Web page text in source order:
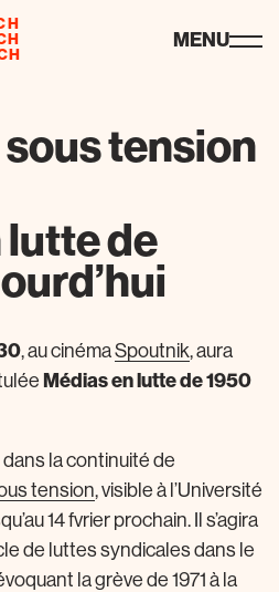
MENU
tension
lutte de
, au cinémaSpoutnik, aura
Médias en lutte de 1950
la continuité de
tension, visible à l’Université
14 fvrier prochain. Il s’agira
de luttes syndicales dans le
la grève de 1971 à la